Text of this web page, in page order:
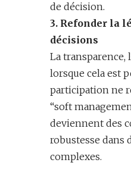
de décision.
3. Refonder la
décisions
La transparence,
lorsque cela est
participation ne
“soft
deviennent des
robustesse dans
complexes.